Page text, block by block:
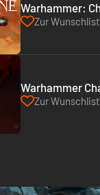
Warhammer:
Zur
Warhammer
Zur